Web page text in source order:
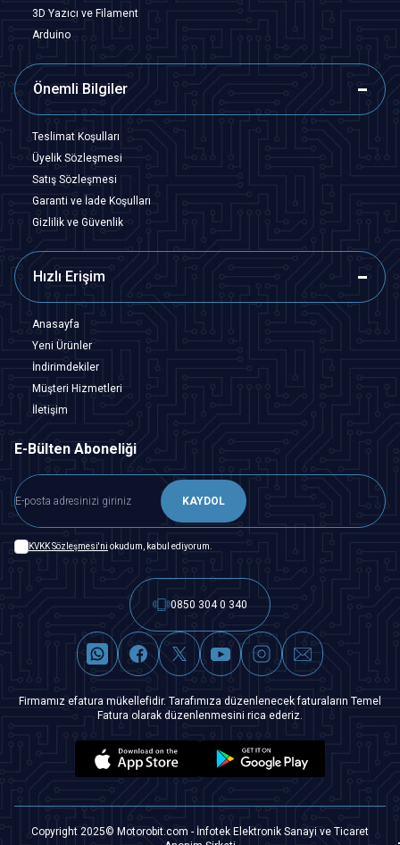
3D Yazıcı ve Filament
Arduino
Önemli Bilgiler
Teslimat Koşulları
Üyelik Sözleşmesi
Satış Sözleşmesi
Garanti ve İade Koşulları
Gizlilik ve Güvenlik
Hızlı Erişim
Anasayfa
Yeni Ürünler
İndirimdekiler
Müşteri Hizmetleri
İletişim
E-Bülten Aboneliği
KAYDOL
KVKK Sözleşmesi'ni okudum, kabul ediyorum.
0850 304 0 340
Firmamız efatura mükellefidir. Tarafımıza düzenlenecek faturaların Temel
Fatura olarak düzenlenmesini rica ederiz.
Copyright 2025© Motorobit.com - İnfotek Elektronik Sanayi ve Ticaret